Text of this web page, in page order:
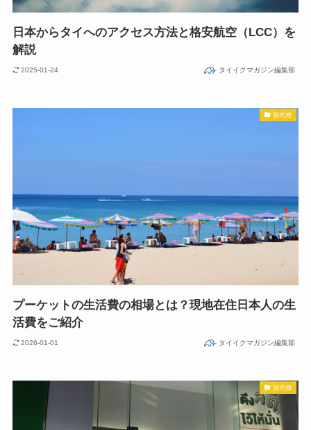
日本からタイへのアクセス方法と格安航空（LCC）を
解説
2025-01-24 タイイクマガジン編集部
観光地
プーケットの生活費の相場とは？現地在住日本人の生
活費をご紹介
2026-01-01 タイイクマガジン編集部
観光地